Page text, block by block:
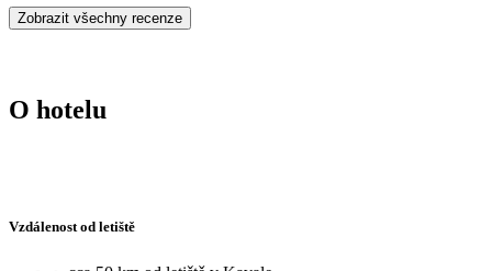
Zobrazit všechny recenze
O hotelu
Vzdálenost od letiště